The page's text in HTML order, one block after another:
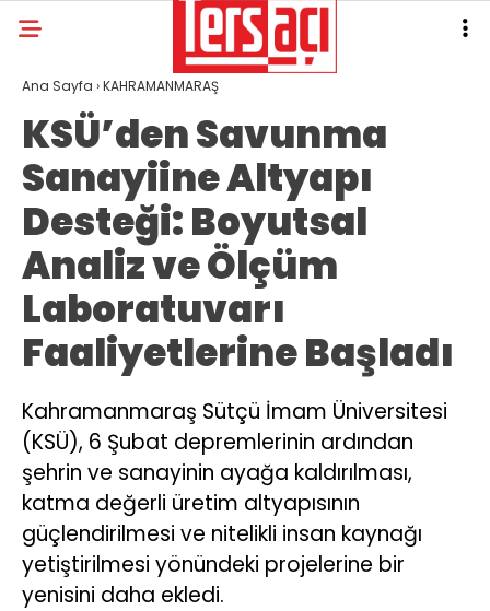
Ana Sayfa ›KAHRAMANMARAŞ
KSÜ’den Savunma
Sanayiine Altyapı
Desteği: Boyutsal
Analiz ve Ölçüm
Laboratuvarı
Faaliyetlerine Başladı
Kahramanmaraş Sütçü İmam Üniversitesi
(KSÜ), 6 Şubat depremlerinin ardından
şehrin ve sanayinin ayağa kaldırılması,
katma değerli üretim altyapısının
güçlendirilmesi ve nitelikli insan kaynağı
yetiştirilmesi yönündeki projelerine bir
yenisini daha ekledi.